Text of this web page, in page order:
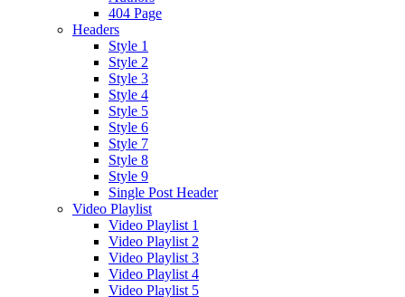
404 Page
Headers
Style 1
Style 2
Style 3
Style 4
Style 5
Style 6
Style 7
Style 8
Style 9
Single Post Header
Video Playlist
Video Playlist 1
Video Playlist 2
Video Playlist 3
Video Playlist 4
Video Playlist 5